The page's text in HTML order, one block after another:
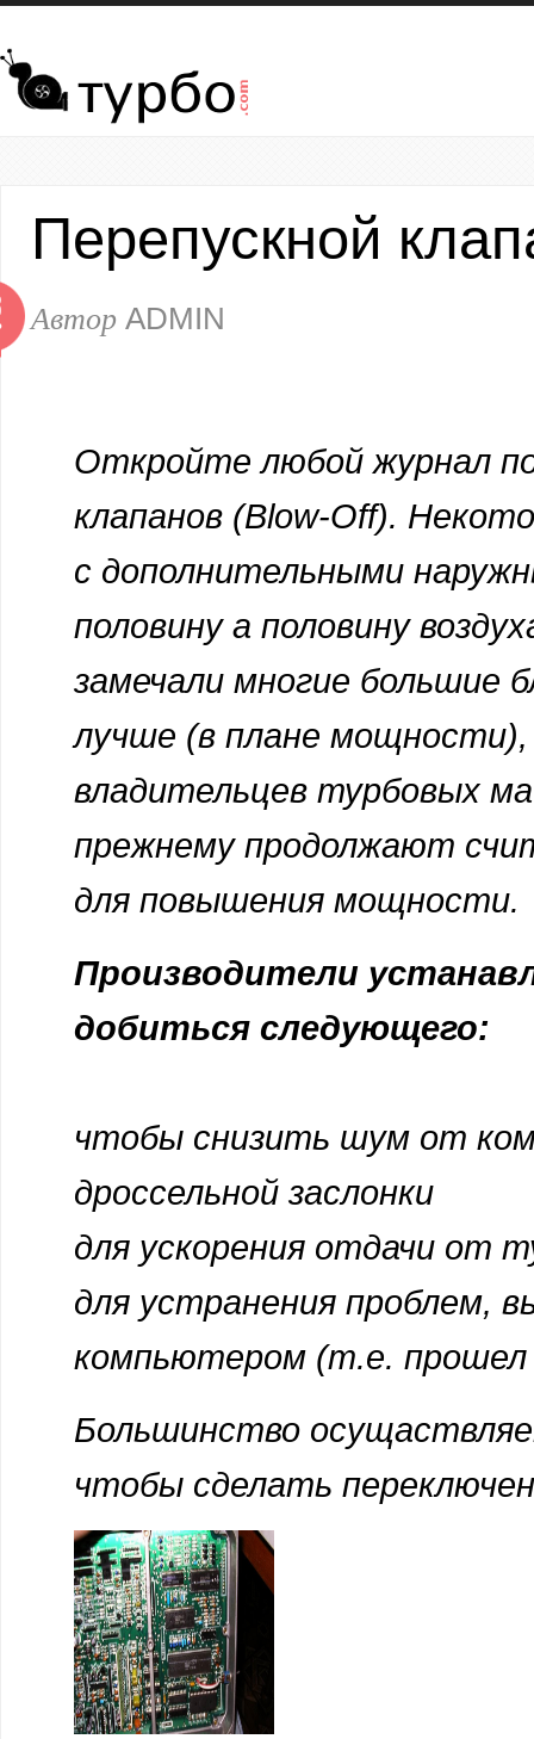
Перейти к основному содержанию
Перепускной
Автор ADMIN
Откройте любой журнал
клапанов (Blow-Off).
с дополнительными
половину а половину
замечали многие большие
лучше (в плане мощности),
владительцев турбовых
прежнему продолжают
для повышения мощности.
Производители
добиться следующего:
чтобы снизить шум от
дроссельной заслонки
для ускорения отдачи от
для устранения проблем,
компьютером (т.е. прошел
Большинство
чтобы сделать